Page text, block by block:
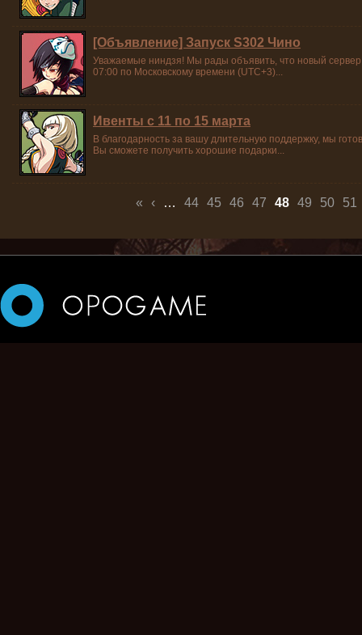
[Объявление] Запуск S302 Чино
Уважаемые ниндзя! Мы рады объявить, что новый
07:00 по Московскому времени (UTC+3)...
Ивенты с 11 по 15 марта
В благодарность за вашу длительную поддержку, мы
Вы сможете получить хорошие подарки...
« ‹ … 44 45 46 47 48 49 50 51